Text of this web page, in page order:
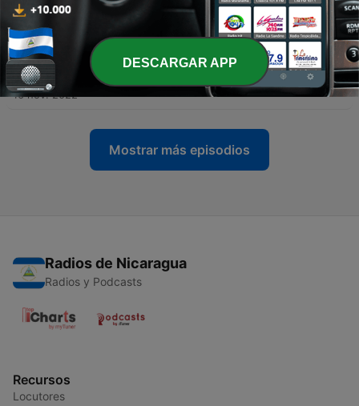
Himnos de Navidad - Venid, pastorcillos
16 nov. 2022
48 - Himnos de Navidad - Ve, dilo en las montañas
16 nov. 2022
Mostrar más episodios
Radios de Nicaragua
Radios y Podcasts
Recursos
Locutores
DESCARGAR APP